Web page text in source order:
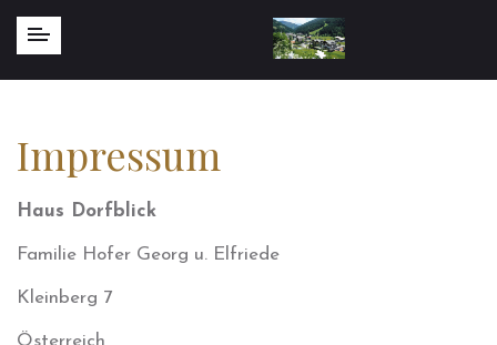
Impressum
Haus Dorfblick
Familie Hofer Georg u. Elfriede
Kleinberg 7
Österreich